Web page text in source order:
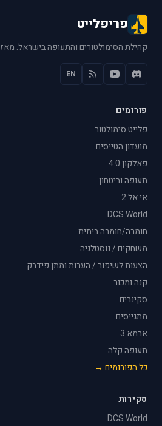
פריפלייט
קהילת הסימולטורים והתעופה בישראל. מאז 2005.
EN
פורומים
פלייט סימולטור
מועדון הטייסים
פאלקון 4.0
תעופה וביטחון
אי אל 2
DCS World
חומרה/חומרה ביתית
משחקים / נוסטלגיה
הצעות לשיפור / הערות ומתן פידבק
קנה ומכור
סקינרים
מתגייסים
ארמא 3
תעופה קלה
כל הפורומים →
סקירות
DCS World